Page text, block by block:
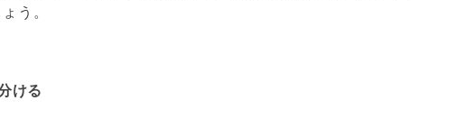
う。
ける